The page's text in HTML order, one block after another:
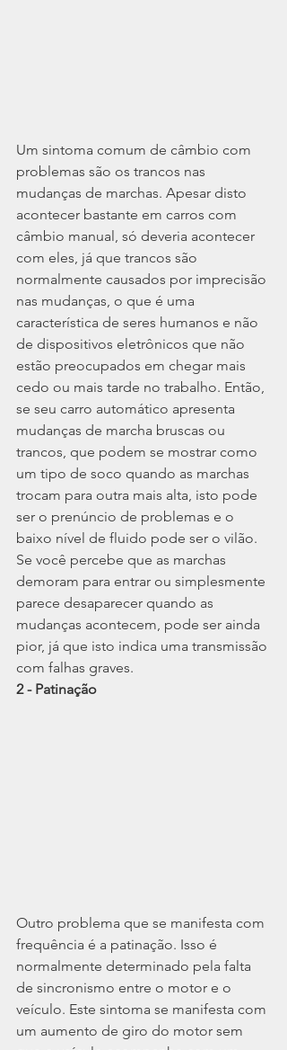
Um sintoma comum de câmbio com
problemas são os trancos nas
mudanças de marchas. Apesar disto
acontecer bastante em carros com
câmbio manual, só deveria acontecer
com eles, já que trancos são
normalmente causados por imprecisão
nas mudanças, o que é uma
característica de seres humanos e não
de dispositivos eletrônicos que não
estão preocupados em chegar mais
cedo ou mais tarde no trabalho. Então,
se seu carro automático apresenta
mudanças de marcha bruscas ou
trancos, que podem se mostrar como
um tipo de soco quando as marchas
trocam para outra mais alta, isto pode
ser o prenúncio de problemas e o
baixo nível de fluido pode ser o vilão.
Se você percebe que as marchas
demoram para entrar ou simplesmente
parece desaparecer quando as
mudanças acontecem, pode ser ainda
pior, já que isto indica uma transmissão
com falhas graves.
2 - Patinação
Outro problema que se manifesta com
frequência é a patinação. Isso é
normalmente determinado pela falta
de sincronismo entre o motor e o
veículo. Este sintoma se manifesta com
um aumento de giro do motor sem